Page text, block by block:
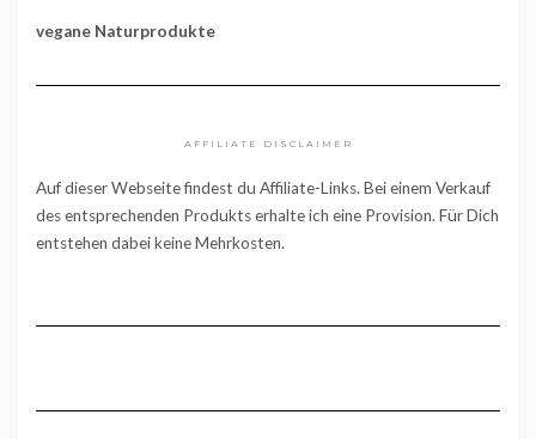
vegane Naturprodukte
AFFILIATE DISCLAIMER
Auf dieser Webseite findest du Affiliate-Links. Bei einem Verkauf
des entsprechenden Produkts erhalte ich eine Provision. Für Dich
entstehen dabei keine Mehrkosten.